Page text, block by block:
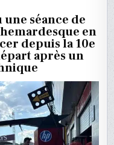
LECLERC
LORS
DE
?
séance de
en
depuis la 10e
après un